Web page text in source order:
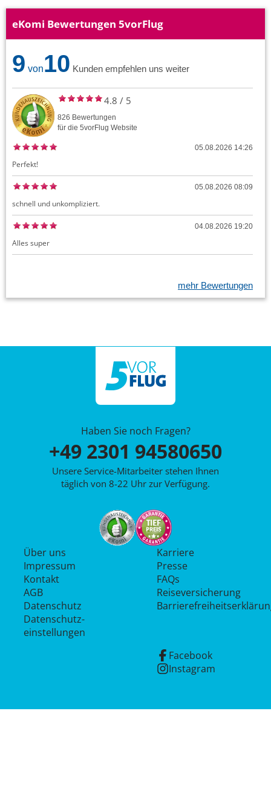
eKomi Bewertungen 5vorFlug
9 von10 Kunden empfehlen uns weiter
4.8 / 5
826 Bewertungen
für die 5vorFlug Website
05.08.2026 14:26
Perfekt!
05.08.2026 08:09
schnell und unkompliziert.
04.08.2026 19:20
Alles super
mehr Bewertungen
Haben Sie noch Fragen?
+49 2301 94580650
Unsere Service-Mitarbeiter stehen Ihnen
täglich von 8-22 Uhr zur Verfügung.
Über uns
Impressum
Kontakt
AGB
Datenschutz
Datenschutz­
einstellungen
Karriere
Presse
FAQs
Reiseversicherung
Facebook
Instagram